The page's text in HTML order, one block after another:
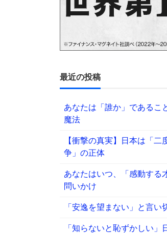
最近の投稿
あなたは「誰か」であるこ
魔法
【衝撃の真実】日本は「
争」の正体
あなたはいつ、「感動する
問いかけ
「安逸を望まない」と言
「知らないと恥ずかしい